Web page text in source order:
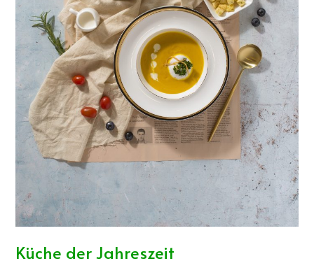
Küche der Jahreszeit